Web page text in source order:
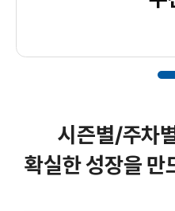
시즌별/주차
확실한 성장을 만